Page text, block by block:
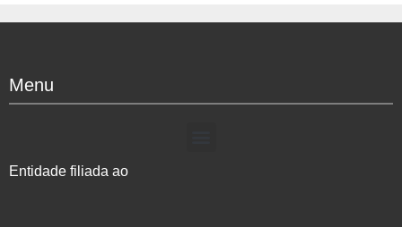
Menu
Entidade filiada ao